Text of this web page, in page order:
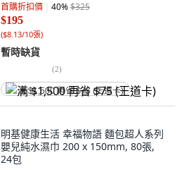
首購折扣價 40%$325
$195
($8.13/10張)
暫時缺貨
(2)
满 $1,500 再省 $75 (王道卡)
明基健康生活 幸福物語 麵包超人系列
嬰兒純水濕巾 200 x 150mm, 80張,
24包